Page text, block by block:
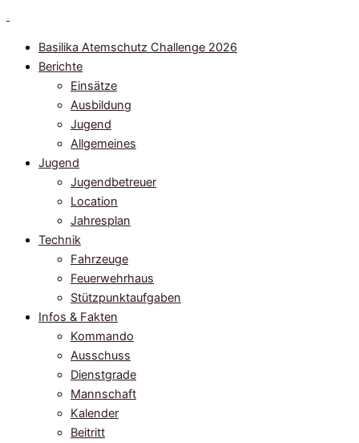
springenBasilika Atemschutz Challenge 2026
Berichte
Einsätze
Ausbildung
Jugend
Allgemeines
Jugend
Jugendbetreuer
Location
Jahresplan
Technik
Fahrzeuge
Feuerwehrhaus
Stützpunktaufgaben
Infos & Fakten
Kommando
Ausschuss
Dienstgrade
Mannschaft
Kalender
Beitritt